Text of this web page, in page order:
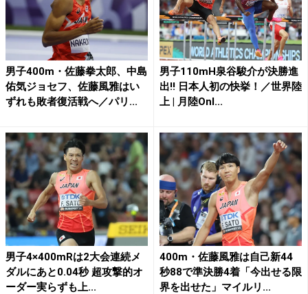
男子400m・佐藤拳太郎、中島
佑気ジョセフ、佐藤風雅はい
ずれも敗者復活戦へ／パリ...
男子110mH泉谷駿介が決勝進
出!! 日本人初の快挙！／世界陸
上 | 月陸Onl...
男子4×400mRは2大会連続メ
ダルにあと0.04秒 超攻撃的オ
ーダー実らずも上...
400m・佐藤風雅は自己新44
秒88で準決勝4着「今出せる限
界を出せた」マイルリ...